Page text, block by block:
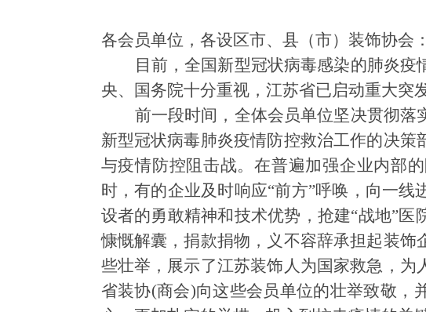
各会员单位，各设区市、县（市）装饰协会：
目前，全国新型冠状病毒感染的肺炎
央、国务院十分重视，江苏省已启动重大突
前一段时间，全体会员单位坚决贯彻
新型冠状病毒肺炎疫情防控救治工作的决
与疫情防控阻击战。在普遍加强企业内部
时，有的企业及时响应“前方”呼唤，向一
设者的勇敢精神和技术优势，抢建“战地”
慷慨解囊，捐款捐物，义不容辞承担起装
些壮举，展示了江苏装饰人为国家救急，为
省装协(商会)向这些会员单位的壮举致敬，